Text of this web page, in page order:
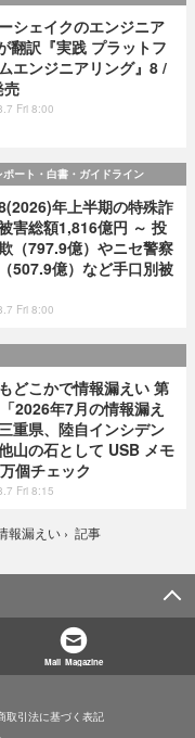
シェイクのエンジニア
翻訳『実践 プラットフ
エンジニアリング』8 /
売
Fri 8:00
ポート・白書・ガイドライン
年上半期の特殊詐
害総額1,816億円 ～ 投
（797.9億）やニセ警察
507.9億）など手口別被
Fri 8:00
どこかで情報漏えい 第
2026年7月の情報漏え
重県、陸自インシデン
山の石として USB メモ
個チェック
Fri 8:15
報漏えい › 記事
Mail Magazine
取引法に基づく表記